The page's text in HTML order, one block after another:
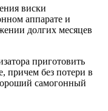
виски
аппарате и
долгих месяцев
приготовить
причем без потери в
самогонный